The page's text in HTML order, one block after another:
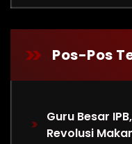
Pos-Pos
Guru Besar
Revolusi